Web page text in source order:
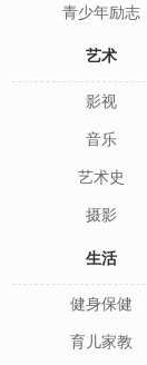
青少年励志
艺术
影视
音乐
艺术史
摄影
生活
健身保健
育儿家教